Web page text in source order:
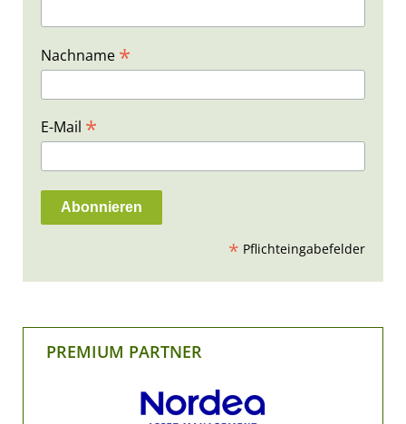
Nachname *
E-Mail *
* Pflichteingabefelder
PREMIUM PARTNER